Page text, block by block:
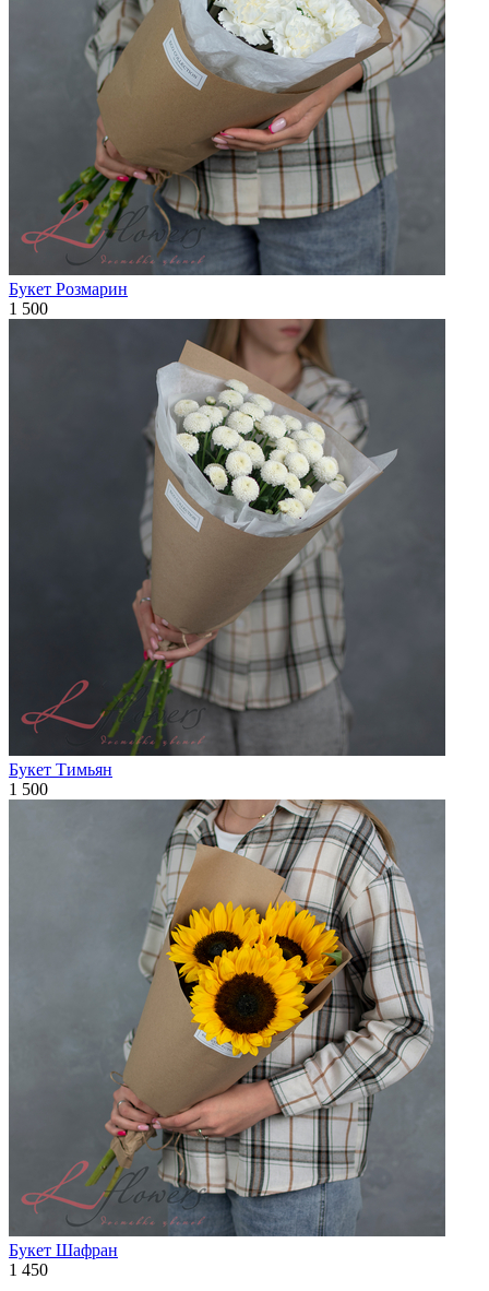
Букет Розмарин
1 500
Букет Тимьян
1 500
Букет Шафран
1 450